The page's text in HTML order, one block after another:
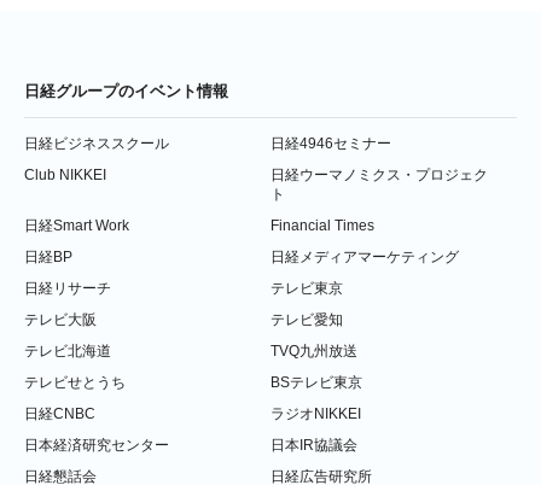
日経グループのイベント情報
日経ビジネススクール
日経4946セミナー
Club NIKKEI
日経ウーマノミクス・プロジェク
ト
日経Smart Work
Financial Times
日経BP
日経メディアマーケティング
日経リサーチ
テレビ東京
テレビ大阪
テレビ愛知
テレビ北海道
TVQ九州放送
テレビせとうち
BSテレビ東京
日経CNBC
ラジオNIKKEI
日本経済研究センター
日本IR協議会
日経懇話会
日経広告研究所